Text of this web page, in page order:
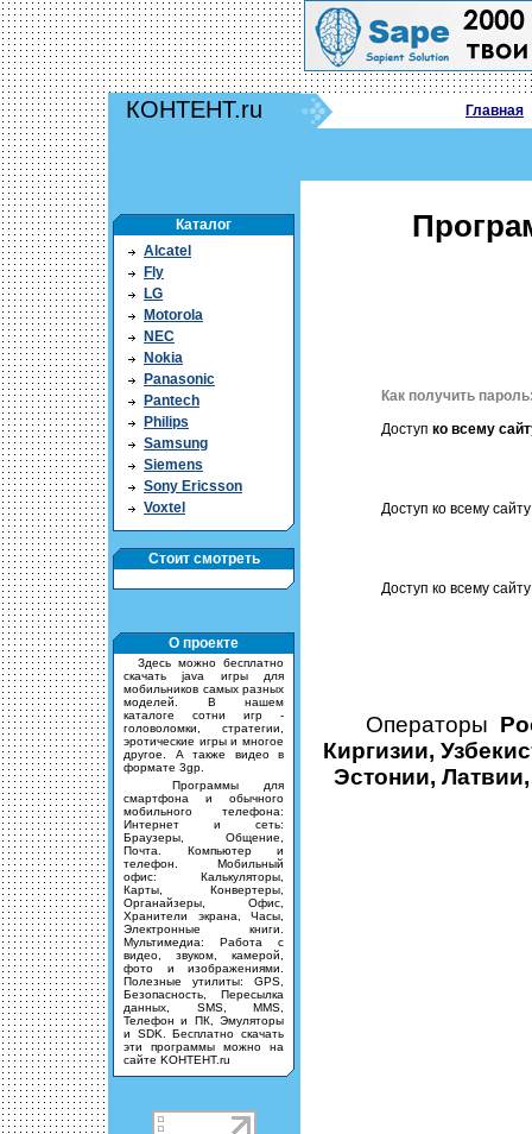
КОНТЕНТ.ru Главная
Каталог
Alcatel
Fly
LG
Motorola
NEC
Nokia
Panasonic
Pantech
Philips
Samsung
Siemens
Sony Ericsson
Voxtel
Стоит смотреть
О проекте
Здесь можно бесплатно
скачать java игры для
мобильников самых разных
моделей. В нашем
каталоге сотни игр -
головоломки, стратегии,
эротические игры и многое
другое. А также видео в
формате 3gp.
Программы для
смартфона и обычного
мобильного телефона:
Интернет и сеть:
Браузеры, Общение,
Почта. Компьютер и
телефон. Мобильный
офис: Калькуляторы,
Карты, Конвертеры,
Органайзеры, Офис,
Хранители экрана, Часы,
Электронные книги.
Мультимедиа: Работа с
видео, звуком, камерой,
фото и изображениями.
Полезные утилиты: GPS,
Безопасность, Пересылка
данных, SMS, MMS,
Телефон и ПК, Эмуляторы
и SDK. Бесплатно скачать
эти программы можно на
сайте KOHTEHT.ru
Как получить
Доступ ко всему
Доступ ко всему
Доступ ко всему
Операторы
Киргизии,
Эстонии,